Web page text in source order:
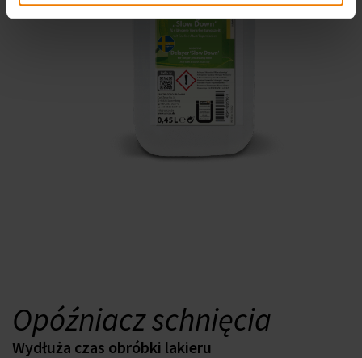
Opóźniacz schnięcia
Wydłuża czas obróbki lakieru